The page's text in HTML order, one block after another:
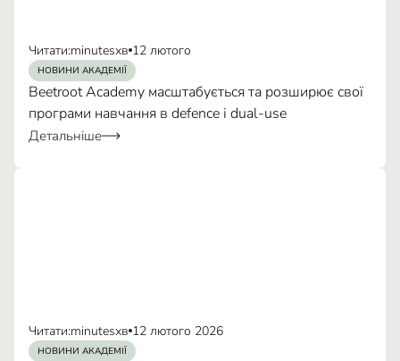
Читати:minutesхв 12 лютого
НОВИНИ АКАДЕМІЇ
Beetroot Academy масштабується та розширює свої
програми навчання в defence і dual-use
Детальніше
Читати:minutesхв 12 лютого 2026
НОВИНИ АКАДЕМІЇ